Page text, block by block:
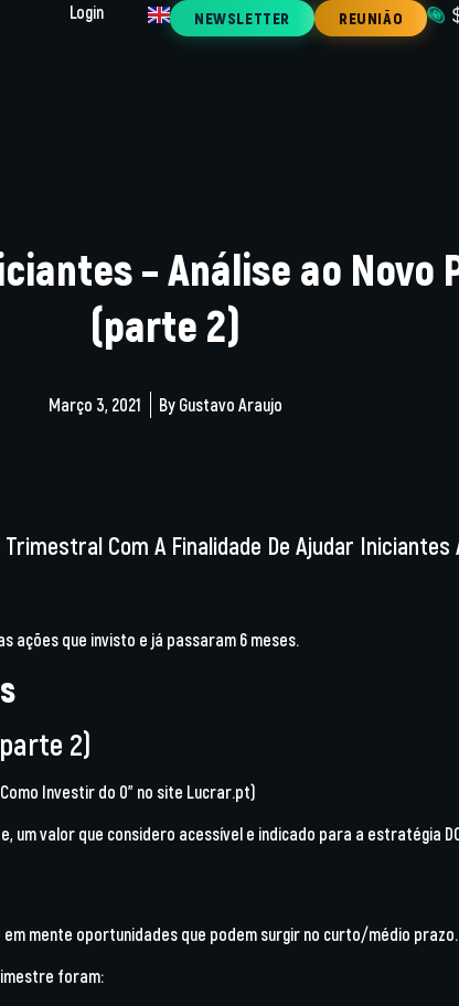
Login NEWSLETTER REUNIÃO
– Análise ao Novo
(parte 2)
Março 3, 2021 By Gustavo Araujo
Com A Finalidade De Ajudar Iniciantes
que invisto e já passaram 6 meses.
2)
Investir do 0” no site Lucrar.pt)
um valor que considero acessível e indicado para a estratégia
mente oportunidades que podem surgir no curto/médio prazo.
foram: